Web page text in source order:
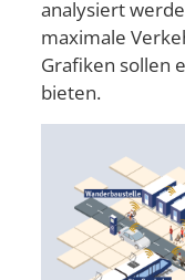
analysiert
maximale
Grafiken sollen
bieten.